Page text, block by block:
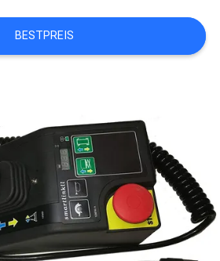
BESTPREIS